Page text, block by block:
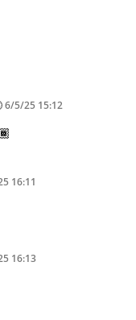
6/5/25 15:12
16:11
16:13